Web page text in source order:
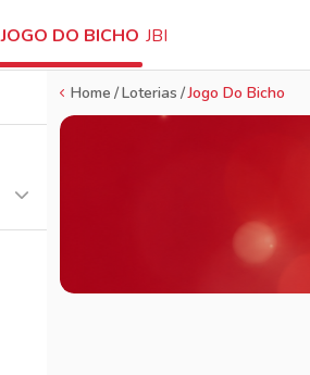
JOGO DO BICHO JBI
Home Loterias Jogo Do Bicho